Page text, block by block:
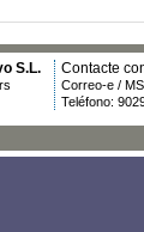
S.L. Contacte
Correo-e /
Teléfono: